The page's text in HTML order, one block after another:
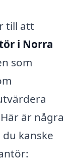
till att
i Norra
som
är några
kanske